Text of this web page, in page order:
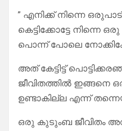
” എനിക്ക് നിന്നെ
കെട്ടിക്കോട്ടേ നിന്നെ
പൊന്ന് പോലെ
അത് കേട്ടിട്ട്
ജീവിതത്തിൽ ഇങ്ങനെ
ഉണ്ടാകില്ല എന്ന്
ഒരു കുടുംബ ജീവിതം